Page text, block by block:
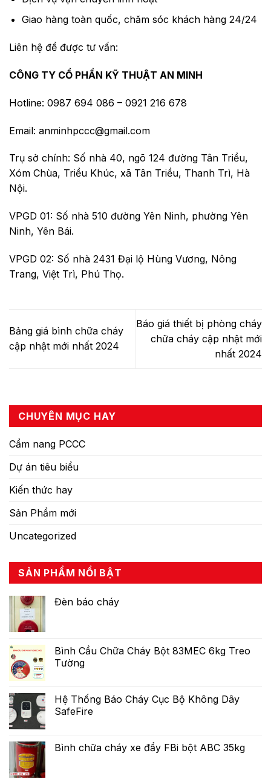
Giao hàng toàn quốc, chăm sóc khách hàng 24/24
Liên hệ để được tư vấn:
CÔNG TY CỔ PHẦN KỸ THUẬT AN MINH
Hotline: 0987 694 086 – 0921 216 678
Email: anminhpccc@gmail.com
Trụ sở chính: Số nhà 40, ngõ 124 đường Tân Triều,
Xóm Chùa, Triều Khúc, xã Tân Triều, Thanh Trì, Hà
Nội.
VPGD 01: Số nhà 510 đường Yên Ninh, phường Yên
Ninh, Yên Bái.
VPGD 02: Số nhà 2431 Đại lộ Hùng Vương, Nông
Trang, Việt Trì, Phú Thọ.
Bảng giá bình chữa cháy
cập nhật mới nhất 2024
Báo giá thiết bị phòng cháy
chữa cháy cập nhật mới
nhất 2024
CHUYÊN MỤC HAY
Cẩm nang PCCC
Dự án tiêu biểu
Kiến thức hay
Sản Phẩm mới
Uncategorized
SẢN PHẨM NỔI BẬT
Đèn báo cháy
Bình Cầu Chữa Cháy Bột 83MEC 6kg Treo
Tường
Hệ Thống Báo Cháy Cục Bộ Không Dây
SafeFire
Bình chữa cháy xe đẩy FBi bột ABC 35kg